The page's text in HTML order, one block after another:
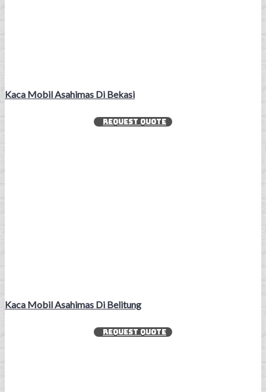
Kaca Mobil Asahimas Di Bekasi
REQUEST QUOTE
Kaca Mobil Asahimas Di Belitung
REQUEST QUOTE